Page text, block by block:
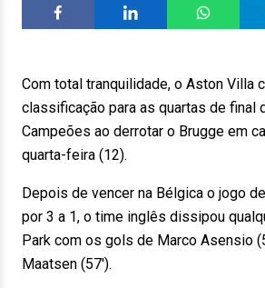
Com total tranquilidade, o Aston Villa
classificação para as quartas de final
Campeões ao derrotar o Brugge em
quarta-feira (12).
Depois de vencer na Bélgica o jogo
por 3 a 1, o time inglês dissipou
Park com os gols de Marco Asensio
Maatsen (57′).